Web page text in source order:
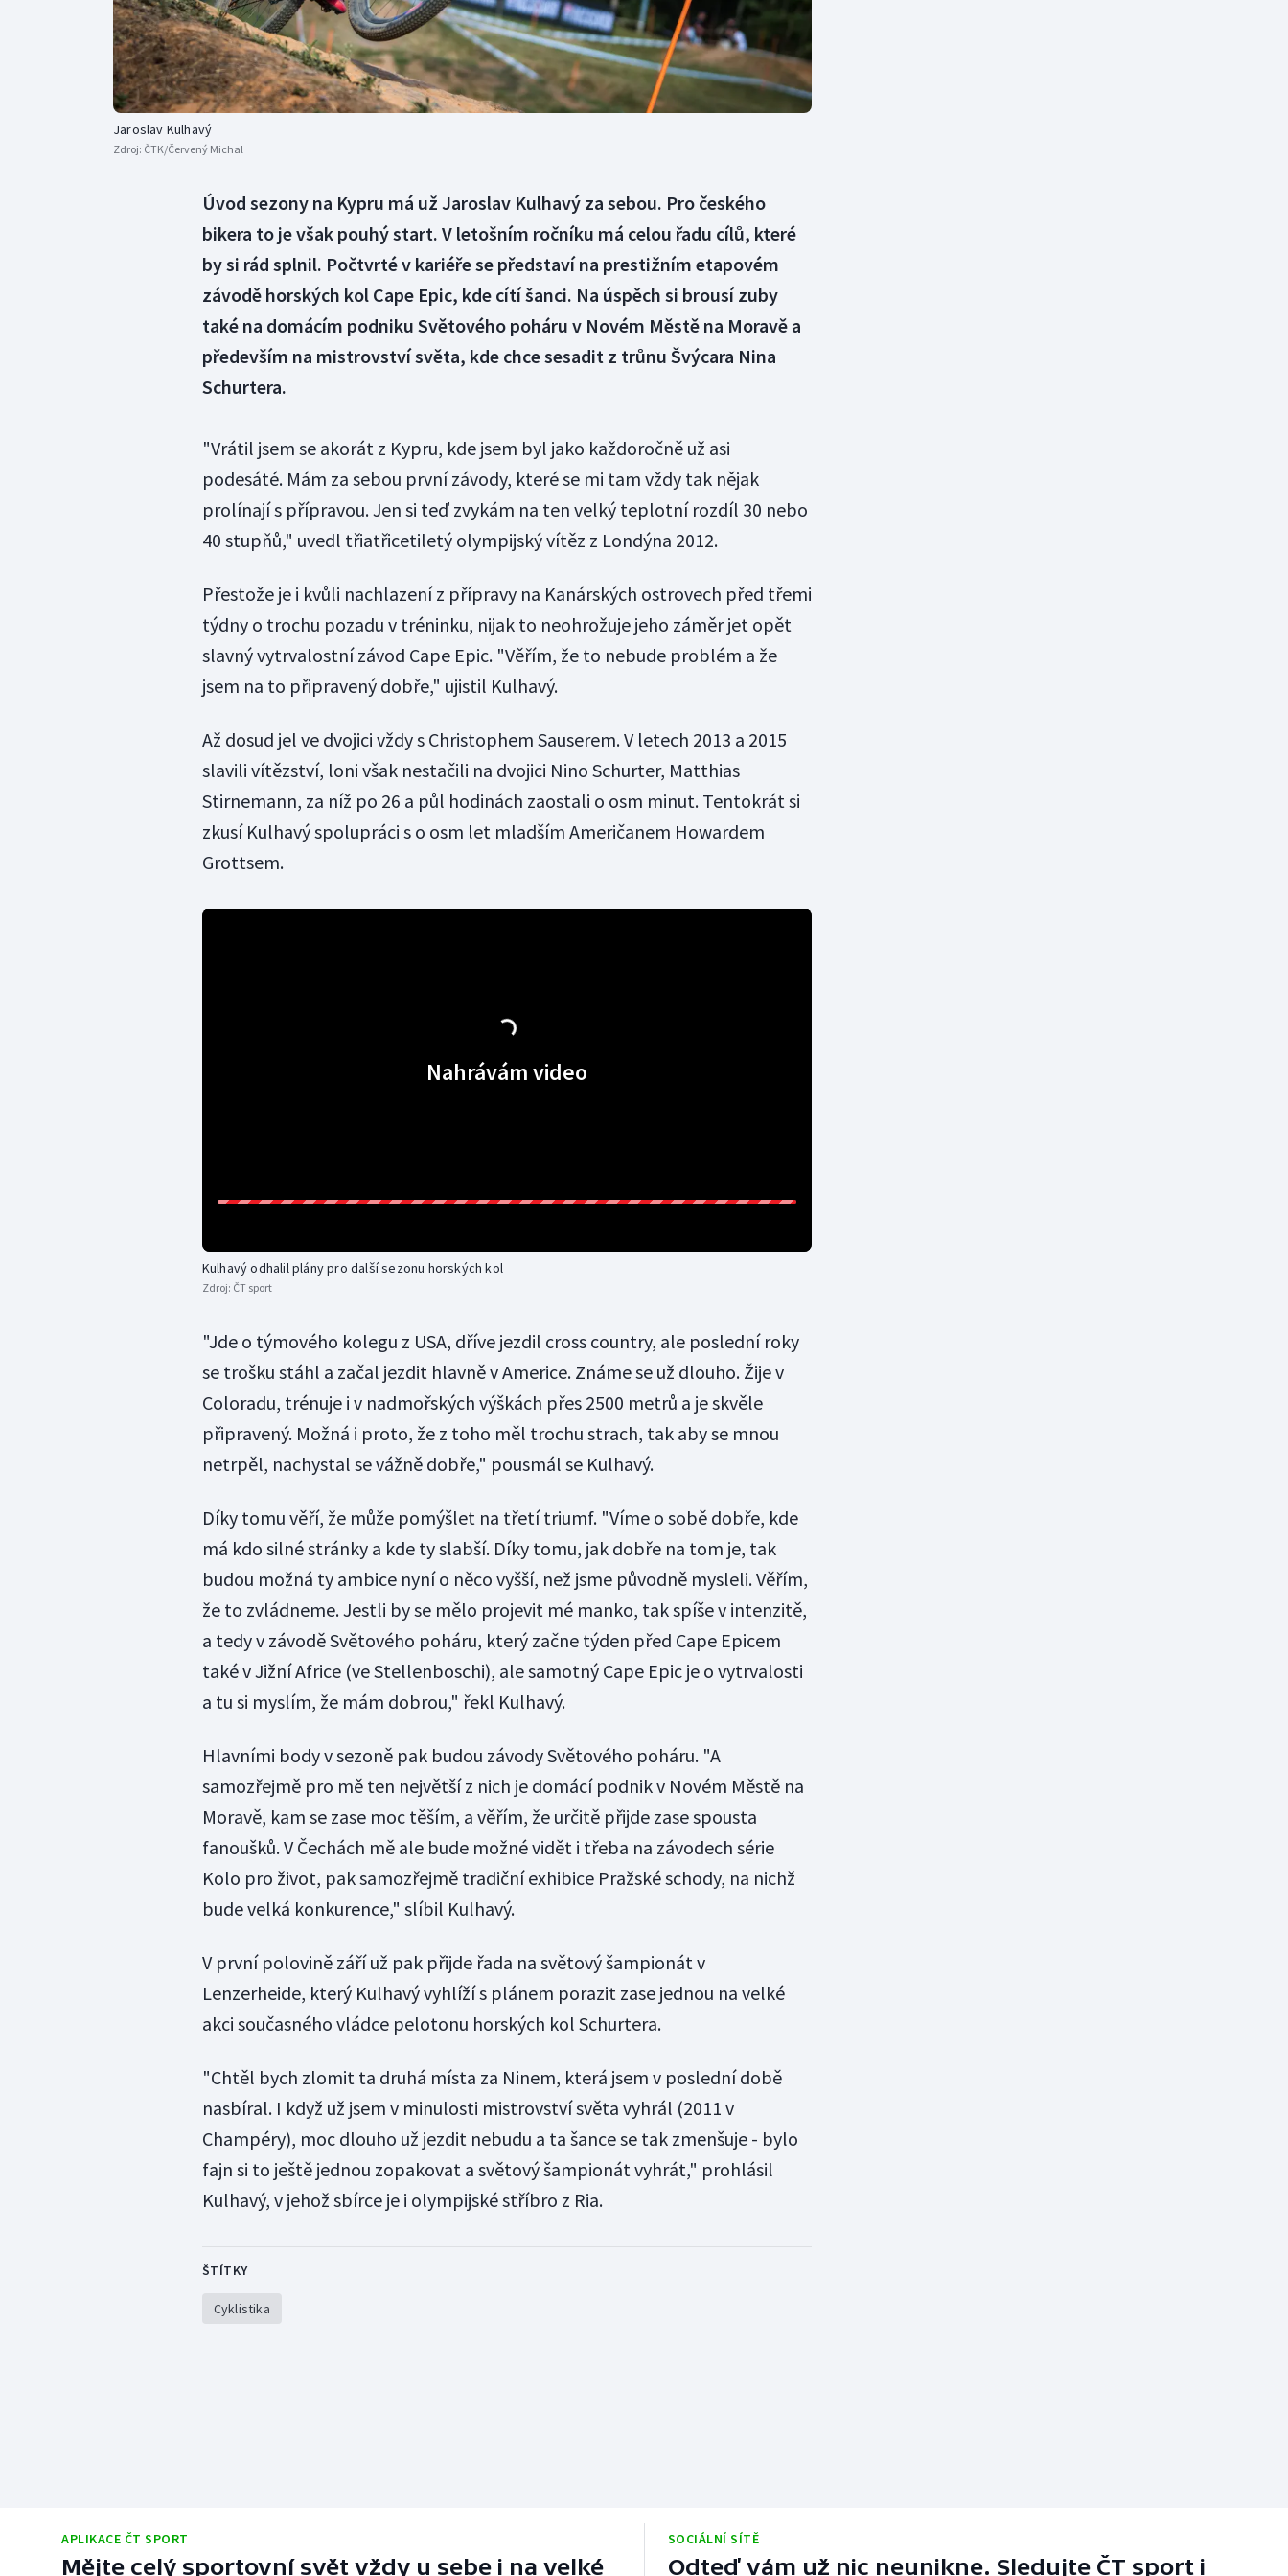
Jaroslav Kulhavý
Zdroj: ČTK/Červený Michal
Úvod sezony na Kypru má už Jaroslav Kulhavý za sebou. Pro českého
bikera to je však pouhý start. V letošním ročníku má celou řadu cílů, které
by si rád splnil. Počtvrté v kariéře se představí na prestižním etapovém
závodě horských kol Cape Epic, kde cítí šanci. Na úspěch si brousí zuby
také na domácím podniku Světového poháru v Novém Městě na Moravě a
především na mistrovství světa, kde chce sesadit z trůnu Švýcara Nina
Schurtera.
"Vrátil jsem se akorát z Kypru, kde jsem byl jako každoročně už asi
podesáté. Mám za sebou první závody, které se mi tam vždy tak nějak
prolínají s přípravou. Jen si teď zvykám na ten velký teplotní rozdíl 30 nebo
40 stupňů," uvedl třiatřicetiletý olympijský vítěz z Londýna 2012.
Přestože je i kvůli nachlazení z přípravy na Kanárských ostrovech před třemi
týdny o trochu pozadu v tréninku, nijak to neohrožuje jeho záměr jet opět
slavný vytrvalostní závod Cape Epic. "Věřím, že to nebude problém a že
jsem na to připravený dobře," ujistil Kulhavý.
Až dosud jel ve dvojici vždy s Christophem Sauserem. V letech 2013 a 2015
slavili vítězství, loni však nestačili na dvojici Nino Schurter, Matthias
Stirnemann, za níž po 26 a půl hodinách zaostali o osm minut. Tentokrát si
zkusí Kulhavý spolupráci s o osm let mladším Američanem Howardem
Grottsem.
Nahrávám video
Kulhavý odhalil plány pro další sezonu horských kol
Zdroj: ČT sport
"Jde o týmového kolegu z USA, dříve jezdil cross country, ale poslední roky
se trošku stáhl a začal jezdit hlavně v Americe. Známe se už dlouho. Žije v
Coloradu, trénuje i v nadmořských výškách přes 2500 metrů a je skvěle
připravený. Možná i proto, že z toho měl trochu strach, tak aby se mnou
netrpěl, nachystal se vážně dobře," pousmál se Kulhavý.
Díky tomu věří, že může pomýšlet na třetí triumf. "Víme o sobě dobře, kde
má kdo silné stránky a kde ty slabší. Díky tomu, jak dobře na tom je, tak
budou možná ty ambice nyní o něco vyšší, než jsme původně mysleli. Věřím,
že to zvládneme. Jestli by se mělo projevit mé manko, tak spíše v intenzitě,
a tedy v závodě Světového poháru, který začne týden před Cape Epicem
také v Jižní Africe (ve Stellenboschi), ale samotný Cape Epic je o vytrvalosti
a tu si myslím, že mám dobrou," řekl Kulhavý.
Hlavními body v sezoně pak budou závody Světového poháru. "A
samozřejmě pro mě ten největší z nich je domácí podnik v Novém Městě na
Moravě, kam se zase moc těším, a věřím, že určitě přijde zase spousta
fanoušků. V Čechách mě ale bude možné vidět i třeba na závodech série
Kolo pro život, pak samozřejmě tradiční exhibice Pražské schody, na nichž
bude velká konkurence," slíbil Kulhavý.
V první polovině září už pak přijde řada na světový šampionát v
Lenzerheide, který Kulhavý vyhlíží s plánem porazit zase jednou na velké
akci současného vládce pelotonu horských kol Schurtera.
"Chtěl bych zlomit ta druhá místa za Ninem, která jsem v poslední době
nasbíral. I když už jsem v minulosti mistrovství světa vyhrál (2011 v
Champéry), moc dlouho už jezdit nebudu a ta šance se tak zmenšuje - bylo
fajn si to ještě jednou zopakovat a světový šampionát vyhrát," prohlásil
Kulhavý, v jehož sbírce je i olympijské stříbro z Ria.
ŠTÍTKY
Cyklistika
APLIKACE ČT SPORT
Mějte celý sportovní svět vždy u sebe i na velké
SOCIÁLNÍ SÍTĚ
Odteď vám už nic neunikne. Sledujte ČT sport i